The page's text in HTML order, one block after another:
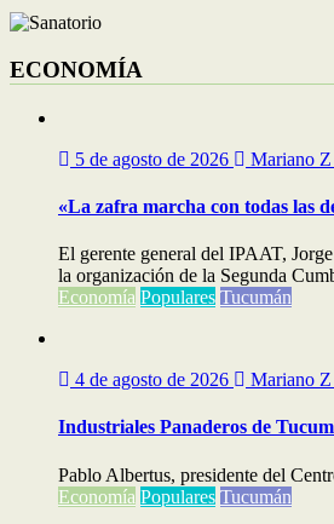
ECONOMÍA
5 de agosto de 2026 Mariano Z
«La zafra marcha con todas las
El gerente general del IPAAT,
la organización de la Segunda
Economía Populares Tucumán
4 de agosto de 2026 Mariano Z
Industriales Panaderos de
Pablo Albertus, presidente del
Economía Populares Tucumán